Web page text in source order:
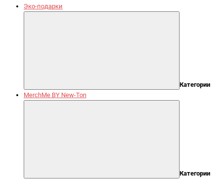
Эко-подарки
Категории
MerchMe BY New-Ton
Категории